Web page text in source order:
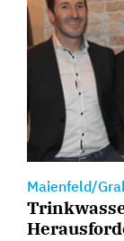
Maienfeld/